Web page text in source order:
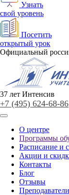
Узнать
свой уровень
Посетить
открытый урок
Официальный
37 лет Интенсив
+7 (495) 624-68-86
О центре
Программы
Расписание и
Акции и
Контакты
Блог
Отзывы
Преподаватели